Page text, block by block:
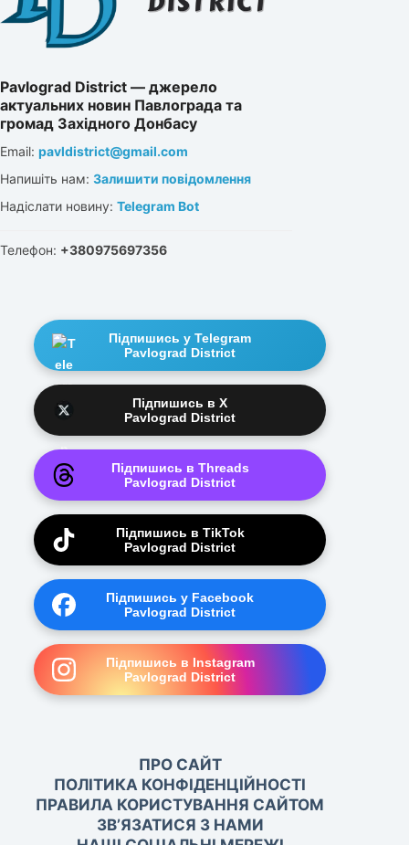
Pavlograd District — джерело
актуальних новин Павлограда та
громад Західного Донбасу
Email: pavldistrict@gmail.com
Напишіть нам: Залишити повідомлення
Надіслати новину: Telegram Bot
Телефон: +380975697356
Підпишись у Telegram
Pavlograd District
Підпишись в X
Pavlograd District
Підпишись в Threads
Pavlograd District
Підпишись в TikTok
Pavlograd District
Підпишись у Facebook
Pavlograd District
Підпишись в Instagram
Pavlograd District
ПРО САЙТ
ПОЛІТИКА КОНФІДЕНЦІЙНОСТІ
ПРАВИЛА КОРИСТУВАННЯ САЙТОМ
ЗВ’ЯЗАТИСЯ З НАМИ